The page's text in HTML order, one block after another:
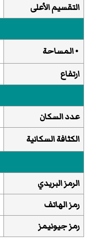
التقسيم الأعلى
• المساحة
ارتفاع
عدد السكان
الكثافة السكانية
الرمز البريدي
رمز الهاتف
رمز جيونيمز